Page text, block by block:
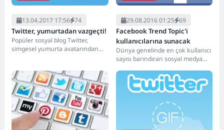
13.04.2017 17:56 74
Twitter, yumurtadan vazgeçti!
Popüler sosyal blog Twitter,
simgesel yumurta avatarından
fotoğrafını değiştirerek...
29.08.2016 01:25 69
Facebook Trend Topic'i
kullanıcılarına sunacak
Dünya genelinde en çok kullanıcı
sayısı barındıran sosyal medya
Facebook, daha önceki süreçte...